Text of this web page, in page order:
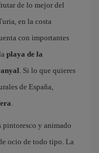
de lo mejor del
en la costa
con importantes
playa de la
. Si lo que quieres
de España,
.
pintoresco y animado
ocio de todo tipo. La